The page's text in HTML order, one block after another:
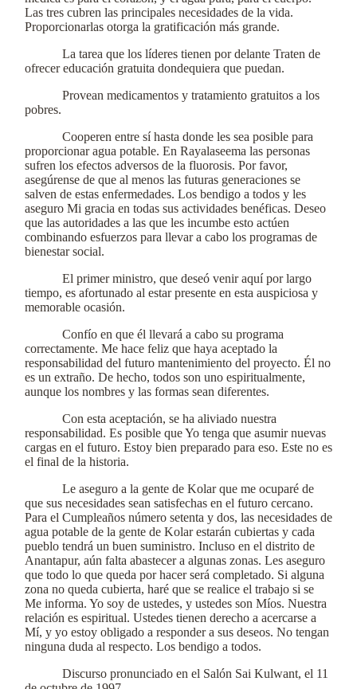
Las tres cubren las principales necesidades de la vida.
Proporcionarlas otorga la gratificación más grande.
La tarea que los líderes tienen por delante Traten de
ofrecer educación gratuita dondequiera que puedan.
Provean medicamentos y tratamiento gratuitos a los
pobres.
Cooperen entre sí hasta donde les sea posible para
proporcionar agua potable. En Rayalaseema las personas
sufren los efectos adversos de la fluorosis. Por favor,
asegúrense de que al menos las futuras generaciones se
salven de estas enfermedades. Los bendigo a todos y les
aseguro Mi gracia en todas sus actividades benéficas. Deseo
que las autoridades a las que les incumbe esto actúen
combinando esfuerzos para llevar a cabo los programas de
bienestar social.
El primer ministro, que deseó venir aquí por largo
tiempo, es afortunado al estar presente en esta auspiciosa y
memorable ocasión.
Confío en que él llevará a cabo su programa
correctamente. Me hace feliz que haya aceptado la
responsabilidad del futuro mantenimiento del proyecto. Él no
es un extraño. De hecho, todos son uno espiritualmente,
aunque los nombres y las formas sean diferentes.
Con esta aceptación, se ha aliviado nuestra
responsabilidad. Es posible que Yo tenga que asumir nuevas
cargas en el futuro. Estoy bien preparado para eso. Este no es
el final de la historia.
Le aseguro a la gente de Kolar que me ocuparé de
que sus necesidades sean satisfechas en el futuro cercano.
Para el Cumpleaños número setenta y dos, las necesidades de
agua potable de la gente de Kolar estarán cubiertas y cada
pueblo tendrá un buen suministro. Incluso en el distrito de
Anantapur, aún falta abastecer a algunas zonas. Les aseguro
que todo lo que queda por hacer será completado. Si alguna
zona no queda cubierta, haré que se realice el trabajo si se
Me informa. Yo soy de ustedes, y ustedes son Míos. Nuestra
relación es espiritual. Ustedes tienen derecho a acercarse a
Mí, y yo estoy obligado a responder a sus deseos. No tengan
ninguna duda al respecto. Los bendigo a todos.
Discurso pronunciado en el Salón Sai Kulwant, el 11